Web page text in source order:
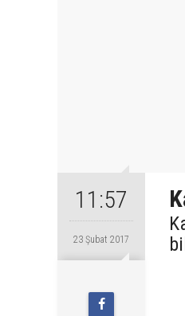
11:57
23 Şubat 2017